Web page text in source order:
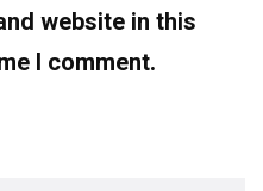
website in this
I comment.